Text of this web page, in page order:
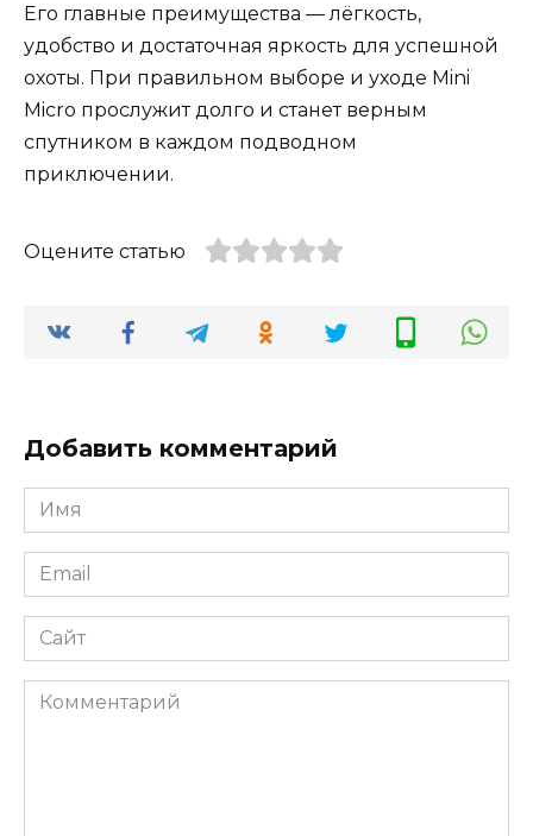
Его главные преимущества — лёгкость,
удобство и достаточная яркость для успешной
охоты. При правильном выборе и уходе Mini
Micro прослужит долго и станет верным
спутником в каждом подводном
приключении.
Оцените статью
Добавить комментарий
Имя
*
Email
*
Сайт
Комментарий